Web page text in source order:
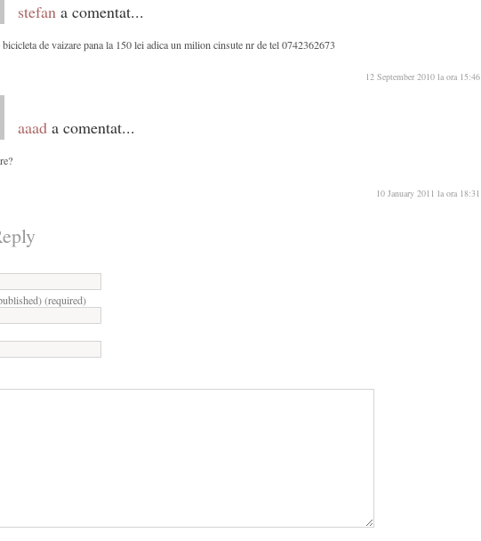
stefan a comentat...
bicicleta de vaizare pana la 150 lei adica un milion cinsute nr de tel 0742362673
12 September 2010 la ora 15:46
aaad a comentat...
10 January 2011 la ora 18:31
(required)